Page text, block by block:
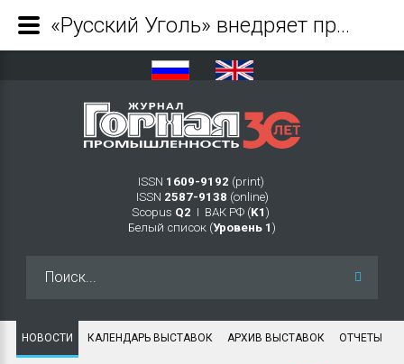
ISSN 1609-9192 (print)
ISSN 2587-9138 (online)
Scopus Q2 Ι ВАК РФ (K1 )
Белый список (Уровень 1 )
НОВОСТИ КАЛЕНДАРЬ ВЫСТАВОК АРХИВ ВЫСТАВОК ОТЧЕТЫ
«Русский Уголь» внедряет программы автоматизации производственных процессов в Красноярском крае - Журнал Горная промышленность